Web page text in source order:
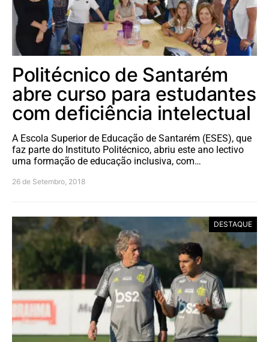
Politécnico de Santarém
abre curso para estudantes
com deficiência intelectual
A Escola Superior de Educação de Santarém (ESES), que
faz parte do Instituto Politécnico, abriu este ano lectivo
uma formação de educação inclusiva, com…
26 de Setembro, 2018
DESTAQUE